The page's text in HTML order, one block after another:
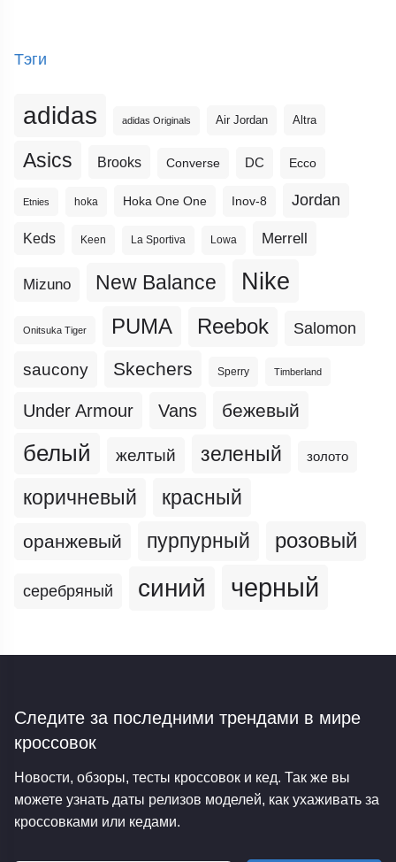
Тэги
adidas adidas Originals Air Jordan Altra
Asics Brooks Converse DC Ecco
Etnies hoka Hoka One One Inov-8 Jordan
Keds Keen La Sportiva Lowa Merrell
Mizuno New Balance Nike
Onitsuka Tiger PUMA Reebok Salomon
saucony Skechers Sperry Timberland
Under Armour Vans бежевый
белый желтый зеленый золото
коричневый красный
оранжевый пурпурный розовый
серебряный синий черный
Следите за последними трендами в мире
кроссовок
Новости, обзоры, тесты кроссовок и кед. Так же вы
можете узнать даты релизов моделей, как ухаживать за
кроссовками или кедами.